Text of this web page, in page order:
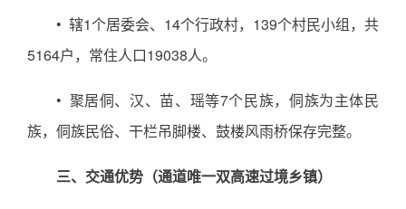
• 辖1个居委会、14个行政村，139个村民小组，共
5164户，常住人口19038人。
• 聚居侗、汉、苗、瑶等7个民族，侗族为主体民
族，侗族民俗、干栏吊脚楼、鼓楼风雨桥保存完整。
三、交通优势（通道唯一双高速过境乡镇）